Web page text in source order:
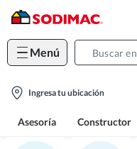
Menú
location-
Ingresa tu ubicación
Asesoría Constructor